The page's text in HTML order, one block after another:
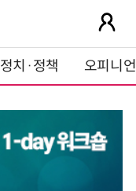
정치·정책 오피니언